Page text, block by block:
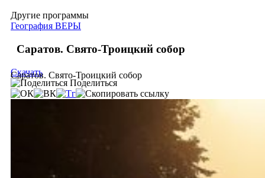
Другие программы
География ВЕРЫ
Саратов. Свято-Троицкий собор
Саратов. Свято-Троицкий собор
Скачать
Поделиться